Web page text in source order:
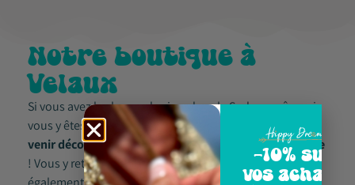
Notre boutique à
Velaux
Si vous avez la chance de vivre dans le Sud, ou même si
vous y êtes seulement de passage, c’est l’occasion de
venir découvrir notre univers bohème chic en boutique
! Vous y retrouverez toute notresélection online, mais
-10% sur
vos achats